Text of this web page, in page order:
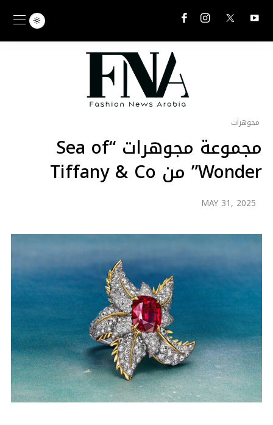
مجوهرات
مجموعة مجوهرات “Sea of
Wonder” من Tiffany & Co
MAY 31, 2025